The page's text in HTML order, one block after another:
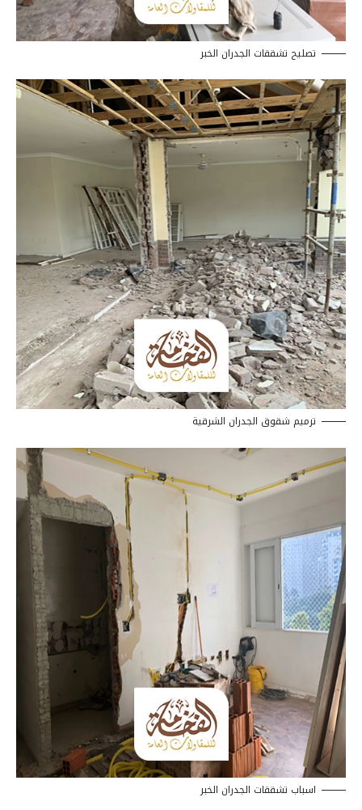
تصليح تشققات الجدران الخبر
ترميم شقوق الجدران الشرقية
اسباب تشققات الجدران الخبر